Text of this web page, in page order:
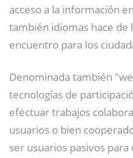
acceso a la información
también idiomas hace de
encuentro para los
Denominada también
tecnologías de
efectuar trabajos
usuarios o bien
ser usuarios pasivos